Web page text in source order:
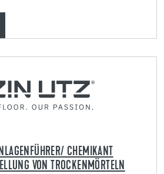
CHEMIKANT
VON TROCKENMÖRTELN